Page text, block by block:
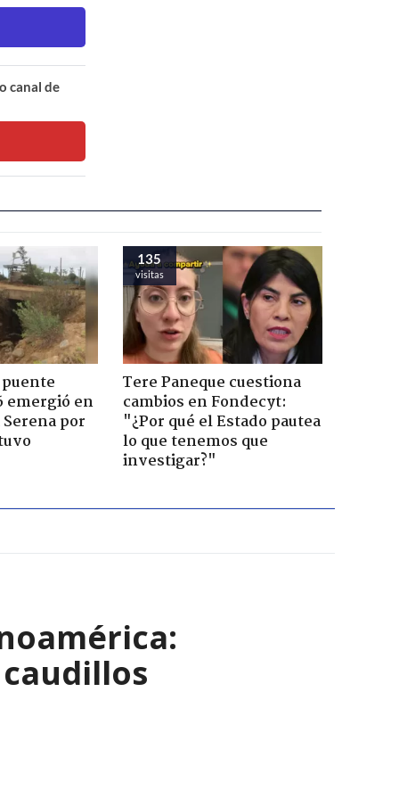
canal de
emergió en
por
135
visitas
Tere Paneque cuestiona
cambios en Fondecyt:
"¿Por qué el Estado pautea
lo que tenemos que
investigar?"